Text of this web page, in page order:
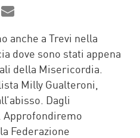
anche a Trevi nella
dove sono stati appena
della Misericordia.
Milly Gualteroni,
Dagli
Approfondiremo
Federazione